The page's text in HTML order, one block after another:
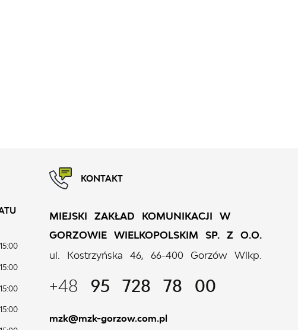
KONTAKT
MIEJSKI ZAKŁAD KOMUNIKACJI W
GORZOWIE WIELKOPOLSKIM SP. Z O.O.
ul. Kostrzyńska 46, 66-400 Gorzów Wlkp.
+48 95 728 78 00
mzk@mzk-gorzow.com.pl